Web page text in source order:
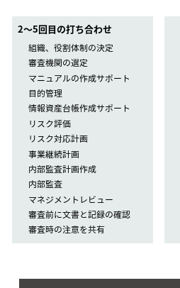
2〜5回目の打ち合わせ
組織、役割体制の決定
審査機関の選定
マニュアルの作成サポート
目的管理
情報資産台帳作成サポート
リスク評価
リスク対応計画
事業継続計画
内部監査計画作成
内部監査
マネジメントレビュー
審査前に文書と記録の確認
審査時の注意を共有